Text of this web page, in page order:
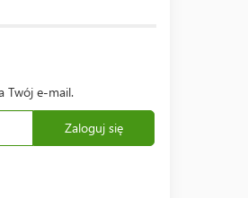
Twój e-mail.
Zaloguj się